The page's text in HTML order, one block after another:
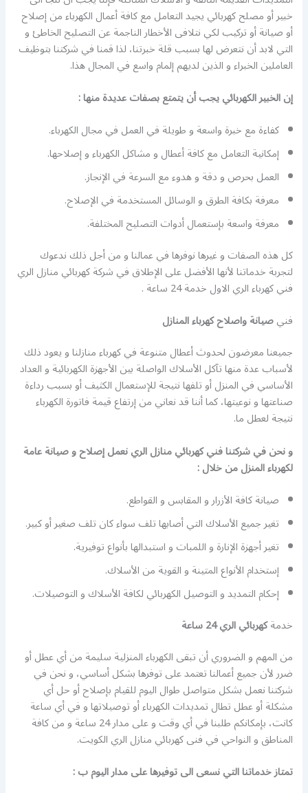
خبير أو مصلح كهربائي يجيد التعامل مع كافة أعمال الكهرباء من إصلاح
أو صيانة أو تركيب لكي نتلافى الأخطار الناجمة عن التصليح الخاطئ و
التي لابد أن نتعرض لها بسبب قلة خبرتنا، لذا قمنا في شركتنا بتوظيف
العاملين الخبراء و الذين لديهم إلمام واسع في المجال هذا.
إن الخبير الكهربائي يجب أن يتمتع بصفات عديدة منها :
كفاءة مع خبرة واسعة و طويلة في العمل في مجال الكهرباء.
إمكانية التعامل مع كافة أعطال و مشاكل الكهرباء و إصلاحها.
العمل بحرص و دقة و هدوء مع السرعة في الإنجاز.
معرفة بكافة الطرق و الوسائل المستخدمة في الإصلاح.
معرفة واسعة بإستعمال أدوات التصليح المختلفة.
كل هذه الصفات و غيرها نوفرها في عمالنا و من أجل ذلك ندعوك
لتجربة خدماتنا لأنها الأفضل على الإطلاق في شركة كهربائي منازل الري
فني كهرباء الري الاول خدمة 24 ساعة .
فنيصيانة واصلاح كهرباء المنازل
جميعنا معرضون لحدوث أعطال متنوعة في كهرباء منازلنا و يعود ذلك
لأسباب عدة منها تآكل الأسلاك الواصلة بين الأجهزة الكهربائية و العداد
الأساسي في المنزل أو تلفها نتيجة للإستعمال الكثيف أو بسبب رداءة
صناعتها و نوعيتها، كما أننا قد نعاني من إرتفاع قيمة فاتورة الكهرباء
نتيجة لعطل ما.
و نحن في شركتنا فني كهربائي منازل الري نعمل إصلاح و صيانة عامة
لكهرباء المنزل من خلال :
صيانة كافة الأزرار و المقابس و القواطع.
تغير جميع الأسلاك التي أصابها تلف سواء كان تلف صغير أو كبير.
تغير أجهزة الإنارة و اللمبات و استبدالها بأنواع توفيرية.
إستخدام الأنواع المتينة و القوية من الأسلاك.
إحكام التمديد و التوصيل الكهربائي لكافة الأسلاك و التوصيلات.
خدمةكهربائي الري 24 ساعة
من المهم و الضروري أن تبقى الكهرباء المنزلية سليمة من أي عطل أو
ضرر لأن جميع أعمالنا تعتمد على توفرها بشكل أساسي، و نحن في
شركتنا نعمل بشكل متواصل طوال اليوم للقيام بإصلاح أو حل أي
مشكلة أو عطل تطال تمديدات الكهرباء أو توصيلاتها و في أي ساعة
كانت، بإمكانكم طلبنا في أي وقت و على مدار 24 ساعة و من كافة
المناطق و النواحي في فنى كهربائي منازل الري الكويت.
تمتاز خدماتنا التي نسعى الى توفيرها على مدار اليوم ب :